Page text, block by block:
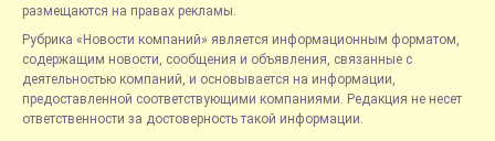
размещаются на правах рекламы.
Рубрика «Новости компаний» является информационным форматом,
содержащим новости, сообщения и объявления, связанные с
деятельностью компаний, и основывается на информации,
предоставленной соответствующими компаниями. Редакция не несет
ответственности за достоверность такой информации.